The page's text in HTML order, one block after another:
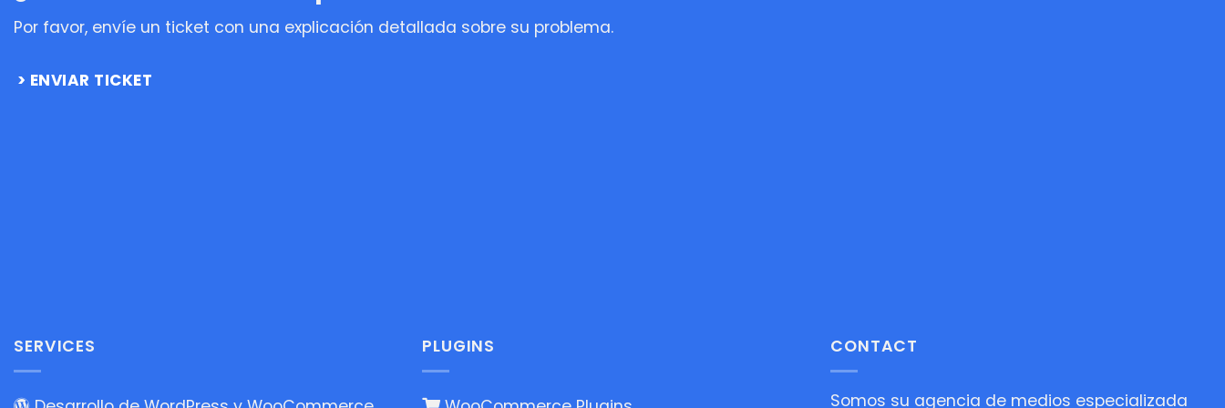
Por favor, envíe un ticket con una explicación detallada sobre su problema.
ENVIAR TICKET
SERVICES PLUGINS CONTACT
Somos su agencia de medios especializada